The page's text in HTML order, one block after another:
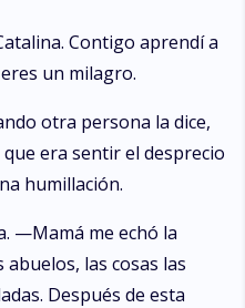
Contigo aprendí a
un milagro.
otra persona la dice,
era sentir el desprecio
humillación.
—Mamá me echó la
las cosas las
Después de esta